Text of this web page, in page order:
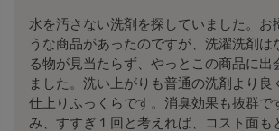
水を汚さない洗剤を探していました。お
うな商品があったのですが、洗濯洗剤は
る物が見当たらず、やっとこの商品に出
ました。洗い上がりも普通の洗剤より良
仕上りふっくらです。消臭効果も抜群で
み、すすぎ１回と考えれば、コスト面も